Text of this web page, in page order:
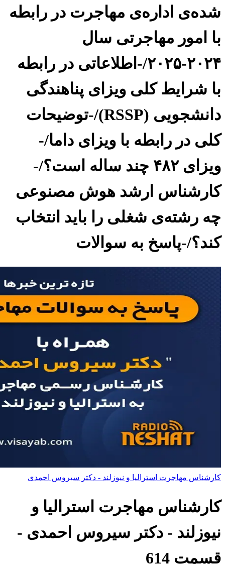
شده‌ی اداره‌ی مهاجرت در رابطه
با امور مهاجرتی سال
۲۰۲۴-۲۰۲۵/-اطلاعاتی در رابطه
با شرایط کلی ویزای پناهندگی
دانشجویی (RSSP)/-توضیحات
کلی در رابطه با ویزای داما/-
ویزای ۴۸۲ چند ساله است؟/-
کارشناس ارشد هوش مصنوعی
چه رشته‌ی شغلی را باید انتخاب
کند؟/-پاسخ به سوالات
کارشناس مهاجرت استرالیا و نیوزلند - دکتر سیروس احمدی
کارشناس مهاجرت استرالیا و
نیوزلند - دکتر سیروس احمدی -
قسمت 614